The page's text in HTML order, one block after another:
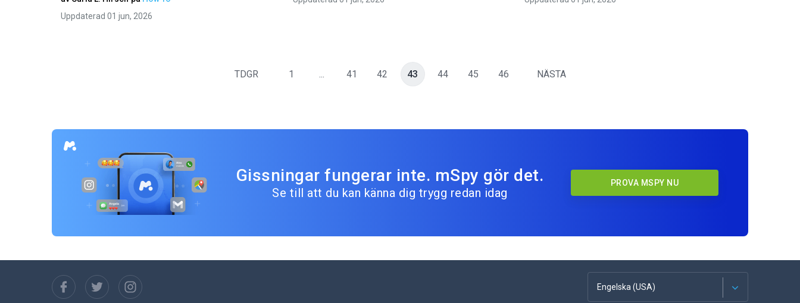
Uppdaterad 01 jun, 2026
TDGR 1 ... 41 42 43 44 45 46 NÄSTA
Gissningar fungerar inte. mSpy gör det.
Se till att du kan känna dig trygg redan idag
PROVA MSPY NU
Engelska (USA)